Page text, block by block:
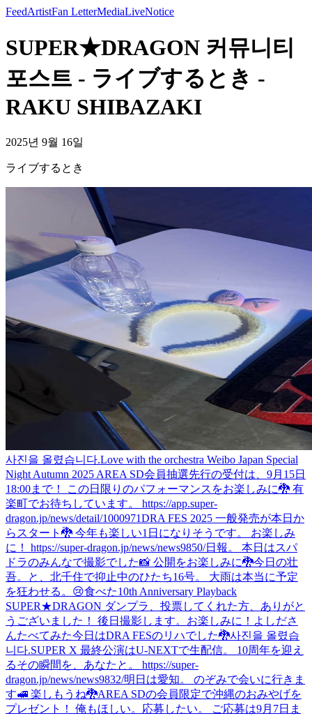
FeedArtistFan LetterMediaLiveNotice
SUPER★DRAGON 커뮤니티
포스트 - ライブするとき -
RAKU SHIBAZAKI
2025년 9월 16일
ライブするとき
사진을 올렸습니다.Love with the orchestra Weibo Japan Special
Night Autumn 2025 AREA SD会員抽選先行の受付は、9月15日
18:00まで！ この日限りのパフォーマンスをお楽しみに🐉 有
楽町でお待ちしています。 https://app.super-
dragon.jp/news/detail/1000971DRA FES 2025 一般発売が本日か
らスタート🐉 今年も楽しい1日になりそうです。 お楽しみ
に！ https://super-dragon.jp/news/news9850/日報。 本日はスパ
ドラのみんなで撮影でした📸 公開をお楽しみに🐉今日の壮
吾。と、北千住で抑止中のひたち16号。 大雨は本当に予定
を狂わせる。😢食べた10th Anniversary Playback
SUPER★DRAGON ダンプラ、投票してくれた方、ありがと
うございました！ 後日撮影します。お楽しみに！ よしださ
んたべてみた今日はDRA FESのリハでした🐉사진을 올렸습
니다.SUPER X 最終公演はU-NEXTで生配信。 10周年を迎え
るその瞬間を、あなたと。 https://super-
dragon.jp/news/news9832/明日は愛知。 のぞみで会いに行きま
す🚅 楽しもうね🐉AREA SDの会員限定で沖縄のおみやげを
プレゼント！ 俺もほしい。応募したい。 ご応募は9月7日ま